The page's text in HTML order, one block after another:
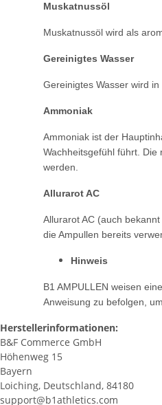
Muskatnussöl
Muskatnussöl wird als
Gereinigtes Wasser
Gereinigtes Wasser wird in
Ammoniak
Ammoniak ist der
Wachheitsgefühl führt. Die
werden.
Allurarot AC
Allurarot AC (auch
die Ampullen bereits
Hinweis
B1 AMPULLEN weisen
Anweisung zu befolgen,
Herstellerinformationen:
B&F Commerce GmbH
Höhenweg 15
Bayern
Loiching, Deutschland, 84180
support@b1athletics.com